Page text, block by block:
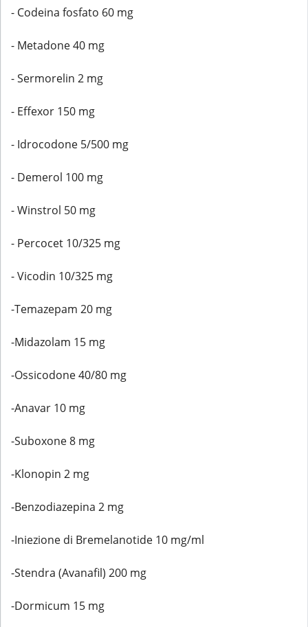
- Codeina fosfato 60 mg
- Metadone 40 mg
- Sermorelin 2 mg
- Effexor 150 mg
- Idrocodone 5/500 mg
- Demerol 100 mg
- Winstrol 50 mg
- Percocet 10/325 mg
- Vicodin 10/325 mg
-Temazepam 20 mg
-Midazolam 15 mg
-Ossicodone 40/80 mg
-Anavar 10 mg
-Suboxone 8 mg
-Klonopin 2 mg
-Benzodiazepina 2 mg
-Iniezione di Bremelanotide 10 mg/ml
-Stendra (Avanafil) 200 mg
-Dormicum 15 mg